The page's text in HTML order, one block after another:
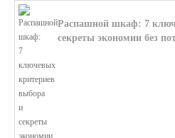
Распашной шкаф: 7
секреты экономии без